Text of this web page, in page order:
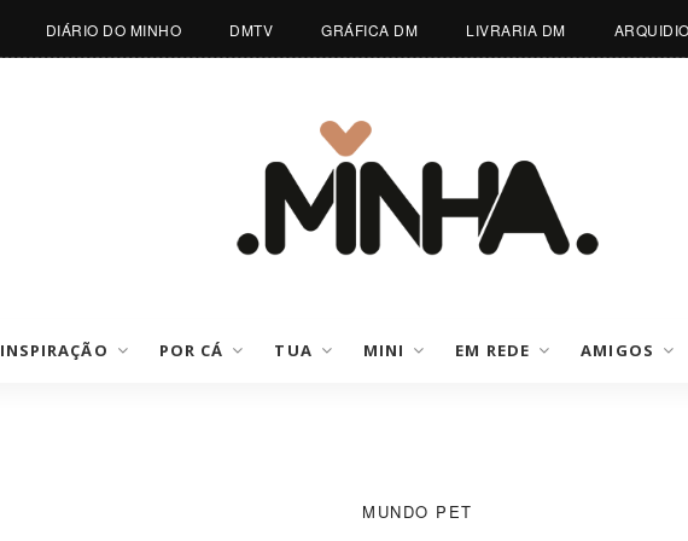
DIÁRIO DO MINHO DMTV GRÁFICA DM LIVRARIA DM
INSPIRAÇÃO POR CÁ TUA MINI EM REDE AMIGOS
MUNDO PET